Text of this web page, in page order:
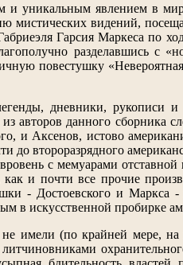
уникальным явлением в
видений,
Гарсия Маркеса по
разделавшись с
повестушку
дневники, рукописи
авторов данного сборника
и Аксенов, истово
второразрядного
с мемуарами
и почти все прочие
- Достоевского и Маркса -
искусственной пробирке
имели (по крайней мере, на